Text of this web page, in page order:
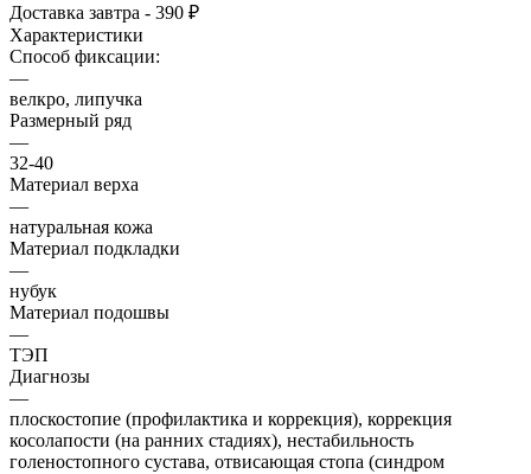
Доставка завтра - 390 ₽
Характеристики
Способ фиксации:
—
велкро, липучка
Размерный ряд
—
32-40
Материал верха
—
натуральная кожа
Материал подкладки
—
нубук
Материал подошвы
—
ТЭП
Диагнозы
—
плоскостопие (профилактика и коррекция), коррекция
косолапости (на ранних стадиях), нестабильность
голеностопного сустава, отвисающая стопа (синдром